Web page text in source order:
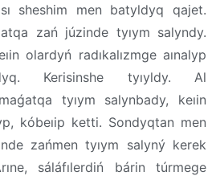
sheshim men batyldyq qajet.
zań júzinde tyıym salyndy.
olardyń radıkalızmge aınalyp
Kerisinshe tyıyldy. Al
tyıym salynbady, keıin
kóbeıip ketti. Sondyqtan men
zańmen tyıym salyný kerek
sáláfılerdiń bárin túrmege